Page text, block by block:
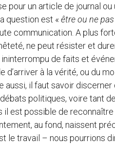
pour un article de journal
question est « être ou ne
communication. A plus
ne peut résister et
de faits et
à la vérité, ou du
aussi, il faut savoir
politiques, voire tant
est possible de reconnaître
au fond, naissent
le travail – nous pourrions